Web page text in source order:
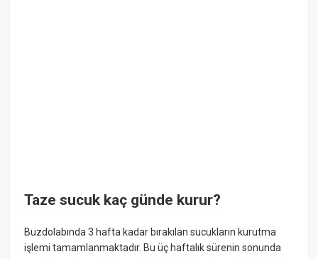
Taze sucuk kaç günde kurur?
Buzdolabında 3 hafta kadar bırakılan sucukların kurutma
işlemi tamamlanmaktadır. Bu üç haftalık sürenin sonunda